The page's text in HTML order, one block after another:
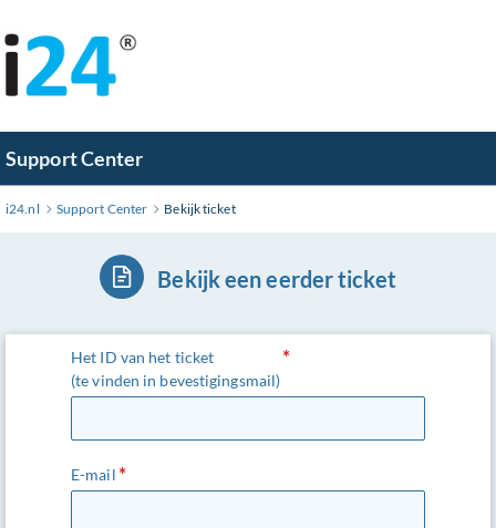
naar
hoofdinhoud
Support Center
i24.nl Support Center Bekijk ticket
Bekijk een eerder ticket
Het ID van het ticket
(te vinden in bevestigingsmail)
E-mail